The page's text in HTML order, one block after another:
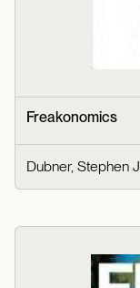
Freakonomics
Dubner, Stephen J.